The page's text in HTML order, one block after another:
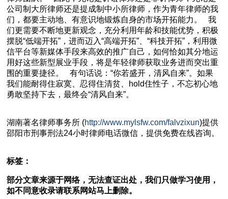
公司制大所律师还是提成制中小所律师，作为青年律师的我
们，都要主动地、有意识地锻炼自身的市场开拓能力。 我
们更需要不断地更新观念，充分利用年龄和技能优势，积极
摆脱“低端开拓”，进而迈入“高端开拓”、“科技开拓”，利用微
信平台等新媒体手段来高效的推广自己，如何恰如其分地运
用好这些新型展业手段，将是年轻律师获取业务进而突出重
围的重要捷径。 有句话说：“你若盛开，清风自来”。如果
我们能耐得住寂寞、忍得住清贫、hold住性子，不忘初心地
勇敢坚持下去，最终会“清风自来”。
湖南著名律师事务所 (http://www.mylsfw.com/falvzixun)提供
邵阳市刑事刑法24小时律师电话微信，提供免费在线咨询。
标签：
部分文章来源于网络，无法查证出处，我们只做学习使用，
如不同意收录请联系网站马上删除。